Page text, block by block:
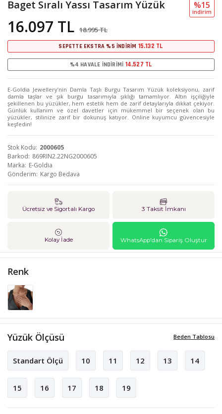
Baget Sıralı Yassı Tasarım Yüzük
16.097 TL 18.995 TL
%15
i̇ndi̇ri̇m
SEPETTE EKSTRA %5 İNDİRİM 15.132 TL
%4 HAVALE İNDİRİMİ 14.527 TL
E-Goldia Jewellery’nin Damla Taşlı Burgu Tasarım Yüzük koleksiyonu, zarif
damla taşlar ve şık burgu tasarımıyla şıklığı tamamlıyor. Altın işçiliğiyle
şekillenen bu yüzükler, hem estetik hem de zarif detaylarıyla dikkat çekiyor.
Günlük kullanım ve özel davetler için mükemmel bir seçenek olan bu
yüzükler, stilinize zarif bir dokunuş katıyor. Online kuyumcu güvencesiyle
keşfedin!
Stok Kodu 2000605
Barkod 869RIN2.22NG2000605
Marka E-Goldia
Gönderim Kargo Bedava
Ücretsiz ve Sigortalı Kargo 3 Taksit İmkanı
Kolay İade WhatsApp'dan Sipariş Oluştur
Renk
Beden Tablosu
Yüzük Ölçüsü
Standart Ölçü 10 11 12 13 14
15 16 17 18 19